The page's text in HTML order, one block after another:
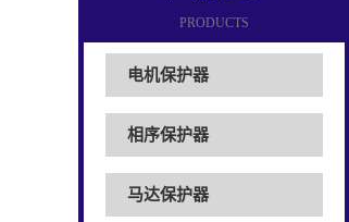
PRODUCTS
电机保护器
相序保护器
马达保护器